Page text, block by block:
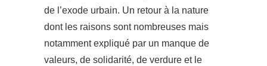
de l’exode urbain. Un retour à la nature
dont les raisons sont nombreuses mais
notamment expliqué par un manque de
valeurs, de solidarité, de verdure et le